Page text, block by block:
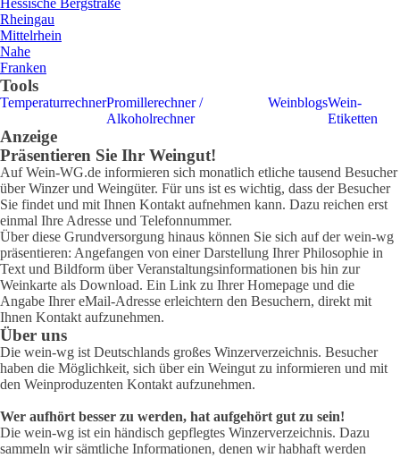
Hessische Bergstraße
Rheingau
Mittelrhein
Nahe
Franken
Tools
TemperaturrechnerPromillerechner /
Alkoholrechner
WeinblogsWein-
Etiketten
Anzeige
Präsentieren Sie Ihr Weingut!
Auf Wein-WG.de informieren sich monatlich etliche tausend Besucher
über Winzer und Weingüter. Für uns ist es wichtig, dass der Besucher
Sie findet und mit Ihnen Kontakt aufnehmen kann. Dazu reichen erst
einmal Ihre Adresse und Telefonnummer.
Über diese Grundversorgung hinaus können Sie sich auf der wein-wg
präsentieren: Angefangen von einer Darstellung Ihrer Philosophie in
Text und Bildform über Veranstaltungsinformationen bis hin zur
Weinkarte als Download. Ein Link zu Ihrer Homepage und die
Angabe Ihrer eMail-Adresse erleichtern den Besuchern, direkt mit
Ihnen Kontakt aufzunehmen.
Über uns
Die wein-wg ist Deutschlands großes Winzerverzeichnis. Besucher
haben die Möglichkeit, sich über ein Weingut zu informieren und mit
den Weinproduzenten Kontakt aufzunehmen.
Wer aufhört besser zu werden, hat aufgehört gut zu sein!
Die wein-wg ist ein händisch gepflegtes Winzerverzeichnis. Dazu
sammeln wir sämtliche Informationen, denen wir habhaft werden